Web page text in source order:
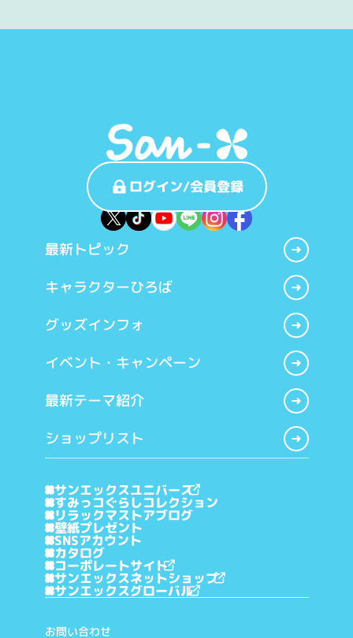
ログイン/会員登録
最新トピック
キャラクターひろば
グッズインフォ
イベント・キャンペーン
最新テーマ紹介
ショップリスト
サンエックスユニバース
すみっコぐらしコレクション
リラックマストアブログ
壁紙プレゼント
SNSアカウント
カタログ
コーポレートサイト
サンエックスネットショップ
サンエックスグローバル
お問い合わせ